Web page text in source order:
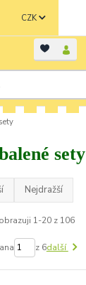
CZK
sety
Nejdražší
1-20 z 106
z 6další